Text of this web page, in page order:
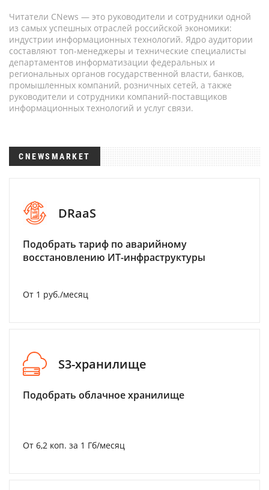
Читатели CNews — это руководители и сотрудники одной
из самых успешных отраслей российской экономики:
индустрии информационных технологий. Ядро аудитории
составляют топ-менеджеры и технические специалисты
департаментов информатизации федеральных и
региональных органов государственной власти, банков,
промышленных компаний, розничных сетей, а также
руководители и сотрудники компаний-поставщиков
информационных технологий и услуг связи.
CNEWSMARKET
DRaaS
Подобрать тариф по аварийному
восстановлению ИТ-инфраструктуры
От 1 руб./месяц
S3-хранилище
Подобрать облачное хранилище
От 6,2 коп. за 1 Гб/месяц